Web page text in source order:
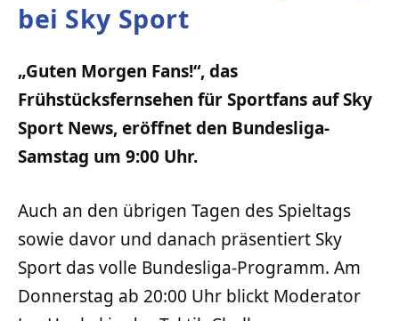
bei Sky Sport
„Guten Morgen Fans!“, das
Frühstücksfernsehen für Sportfans auf Sky
Sport News, eröffnet den Bundesliga-
Samstag um 9:00 Uhr.
Auch an den übrigen Tagen des Spieltags
sowie davor und danach präsentiert Sky
Sport das volle Bundesliga-Programm. Am
Donnerstag ab 20:00 Uhr blickt Moderator